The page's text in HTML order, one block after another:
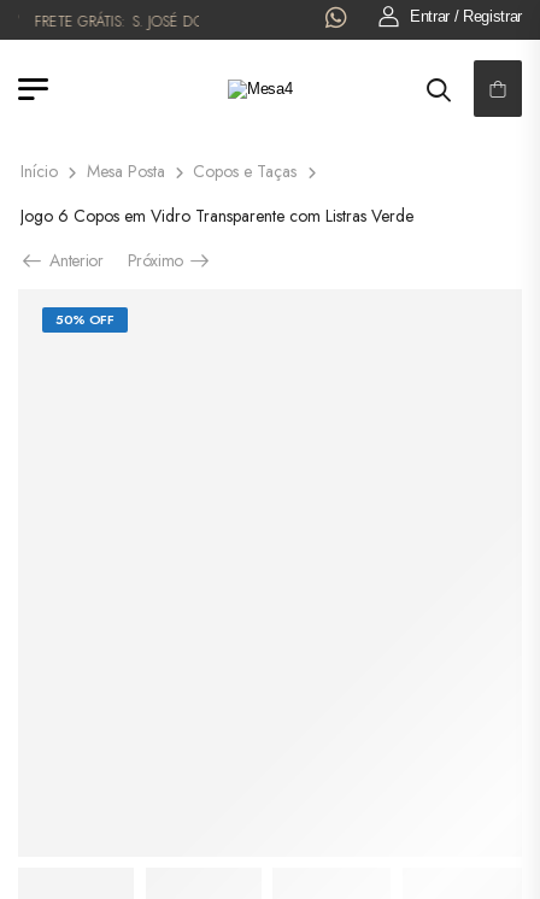
FRETE GRÁTIS:S. JOSÉ DO RIO PRETO! 6x NO CARTÃO OU 5% OFF NO
Entrar / Registrar
Início Mesa Posta
Copos e Taças
Jogo 6 Copos em Vidro Transparente com Listras Verde
Anterior
Próximo
50% OFF